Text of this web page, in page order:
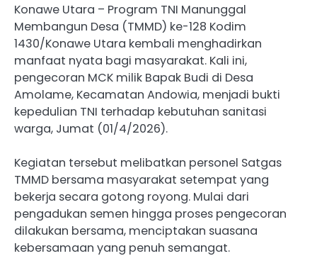
Konawe Utara – Program TNI Manunggal
Membangun Desa (TMMD) ke-128 Kodim
1430/Konawe Utara kembali menghadirkan
manfaat nyata bagi masyarakat. Kali ini,
pengecoran MCK milik Bapak Budi di Desa
Amolame, Kecamatan Andowia, menjadi bukti
kepedulian TNI terhadap kebutuhan sanitasi
warga, Jumat (01/4/2026).
Kegiatan tersebut melibatkan personel Satgas
TMMD bersama masyarakat setempat yang
bekerja secara gotong royong. Mulai dari
pengadukan semen hingga proses pengecoran
dilakukan bersama, menciptakan suasana
kebersamaan yang penuh semangat.